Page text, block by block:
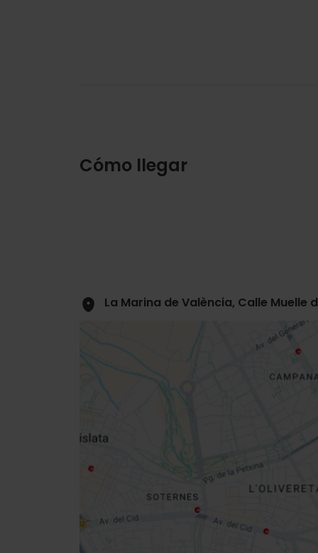
Cómo llegar
La Marina de València, Calle Muelle
sidebar